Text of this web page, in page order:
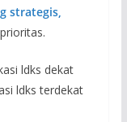
strategis,